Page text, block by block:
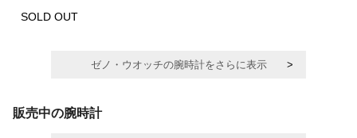
SOLD OUT
ゼノ・ウオッチの腕時計をさらに表示
販売中の腕時計